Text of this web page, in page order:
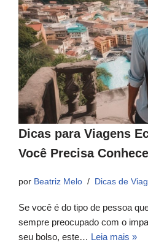
Dicas para Viagens
Você Precisa
por Beatriz Melo Dicas de
Se você é do tipo de pessoa
sempre preocupado com o
seu bolso, este… Leia mais »